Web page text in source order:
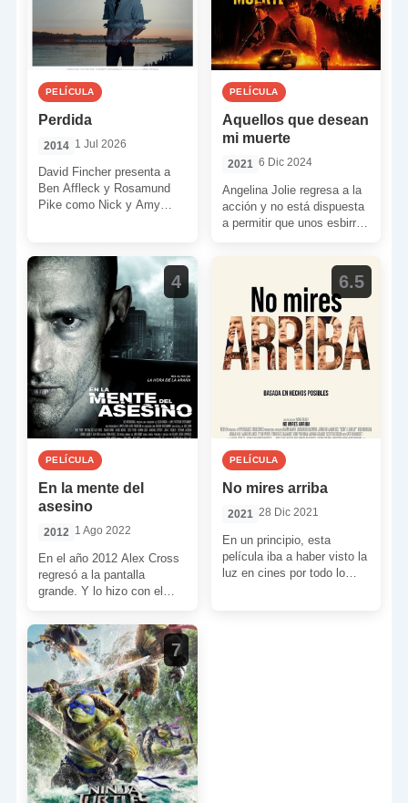
PELÍCULA
Perdida
2014 1 Jul 2026
David Fincher presenta a
Ben Affleck y Rosamund
Pike como Nick y Amy
joven […]
PELÍCULA
Aquellos que desean
mi muerte
2021 6 Dic 2024
Angelina Jolie regresa a la
acción y no está dispuesta
a permitir que unos esbirros
4
PELÍCULA
En la mente del
asesino
2012 1 Ago 2022
En el año 2012 Alex Cross
regresó a la pantalla
grande. Y lo hizo con el
[…]
6.5
PELÍCULA
No mires arriba
2021 28 Dic 2021
En un principio, esta
película iba a haber visto la
luz en cines por todo lo
7